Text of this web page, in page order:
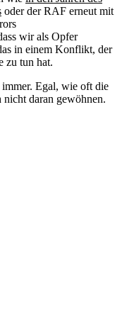
oder der RAF erneut mit
wir als Opfer
in einem Konflikt, der
zu tun hat.
Egal, wie oft die
nicht daran gewöhnen.